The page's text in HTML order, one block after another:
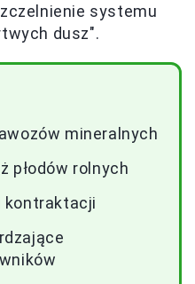
systemu
dusz".
mineralnych
płodów rolnych
kontraktacji